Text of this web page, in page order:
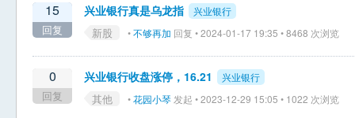
15
回复
兴业银行真是乌龙指 兴业银行
新股 •不够再加 回复 • 2024-01-17 19:35 • 8468 次浏览
0
回复
兴业银行收盘涨停，16.21 兴业银行
其他 •花园小琴 发起 • 2023-12-29 15:05 • 1022 次浏览